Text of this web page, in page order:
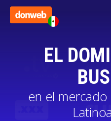
EL
en el